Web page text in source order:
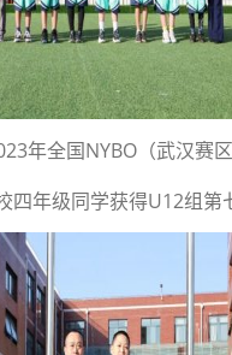
年全国NYBO（武汉赛区
四年级同学获得U12组第